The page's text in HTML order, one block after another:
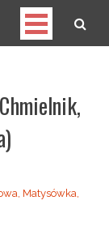
Matysówka,